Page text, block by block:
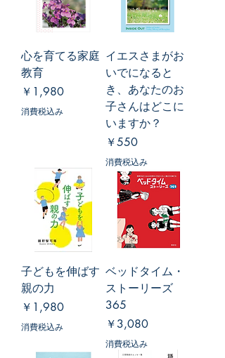
心を育てる家庭
教育
価格
￥1,980
消費税込み
イエスさまがお
いでになると
き、あなたのお
子さんはどこに
いますか？
価格
￥550
消費税込み
子どもを伸ばす
親の力
価格
￥1,980
消費税込み
ベッドタイム・
ストーリーズ
365
価格
￥3,080
消費税込み